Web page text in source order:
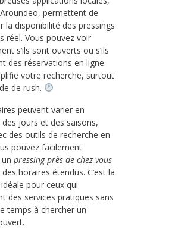
permettent de
la disponibilité des pressings
réel. Vous pouvez voir
s’ils sont ouverts ou s’ils
des réservations en ligne.
votre recherche, surtout
de rush.
peuvent varier en
jours et des saisons,
des outils de recherche en
pouvez facilement
pressing près de chez vous
horaires étendus. C’est la
pour ceux qui
des services pratiques sans
temps à chercher un